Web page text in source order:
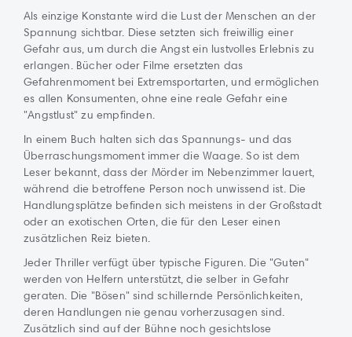
Als einzige Konstante wird die Lust der Menschen an der
Spannung sichtbar. Diese setzten sich freiwillig einer
Gefahr aus, um durch die Angst ein lustvolles Erlebnis zu
erlangen. Bücher oder Filme ersetzten das
Gefahrenmoment bei Extremsportarten, und ermöglichen
es allen Konsumenten, ohne eine reale Gefahr eine
"Angstlust" zu empfinden.
In einem Buch halten sich das Spannungs- und das
Überraschungsmoment immer die Waage. So ist dem
Leser bekannt, dass der Mörder im Nebenzimmer lauert,
während die betroffene Person noch unwissend ist. Die
Handlungsplätze befinden sich meistens in der Großstadt
oder an exotischen Orten, die für den Leser einen
zusätzlichen Reiz bieten.
Jeder Thriller verfügt über typische Figuren. Die "Guten"
werden von Helfern unterstützt, die selber in Gefahr
geraten. Die "Bösen" sind schillernde Persönlichkeiten,
deren Handlungen nie genau vorherzusagen sind.
Zusätzlich sind auf der Bühne noch gesichtslose